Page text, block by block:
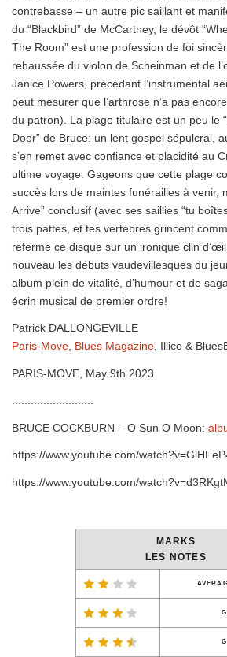
contrebasse – un autre pic saillant et
du “Blackbird” de McCartney, le dévôt
The Room” est une profession de foi
rehaussée du violon de Scheinman et de
Janice Powers, précédant l’instrumental
peut mesurer que l’arthrose n’a pas
du patron). La plage titulaire est un peu le
Door” de Bruce: un lent gospel sépulcral,
s’en remet avec confiance et placidité au
ultime voyage. Gageons que cette plage
succès lors de maintes funérailles à venir,
Arrive” conclusif (avec ses saillies “tu
trois pattes, et tes vertèbres grincent
referme ce disque sur un ironique clin
nouveau les débuts vaudevillesques du
album plein de vitalité, d’humour et de
écrin musical de premier ordre!
Patrick DALLONGEVILLE
Paris-Move Blues Magazine , Illico &
PARIS-MOVE, May 9th 2023
::::::::::::::::::::::::::
BRUCE COCKBURN – O Sun O Moon:
https://www.youtube.com/
https://www.youtube.com/
MARKS
LES NOTES